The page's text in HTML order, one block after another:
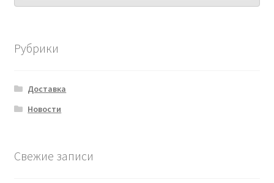
Рубрики
Доставка
Новости
Свежие записи